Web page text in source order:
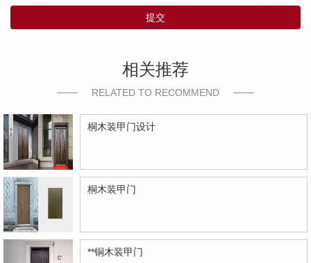
提交
相关推荐
RELATED TO RECOMMEND
桐木装甲门设计
桐木装甲门
**铜木装甲门